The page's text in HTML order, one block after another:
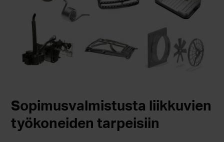
Sopimusvalmistusta liikkuvien
työkoneiden tarpeisiin